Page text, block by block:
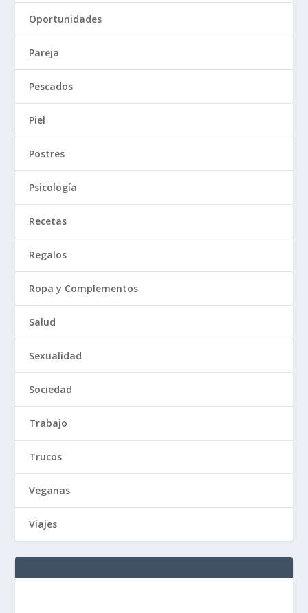
Oportunidades
Pareja
Pescados
Piel
Postres
Psicología
Recetas
Regalos
Ropa y Complementos
Salud
Sexualidad
Sociedad
Trabajo
Trucos
Veganas
Viajes